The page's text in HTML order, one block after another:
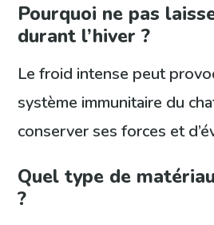
Pourquoi ne pas
durant l’hiver ?
Le froid intense peut
système immunitaire du
conserver ses forces et
Quel type de
?